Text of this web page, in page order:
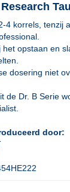
4 korrels, tenzij
opstaan en
dosering niet
de Dr. B Serie
door: